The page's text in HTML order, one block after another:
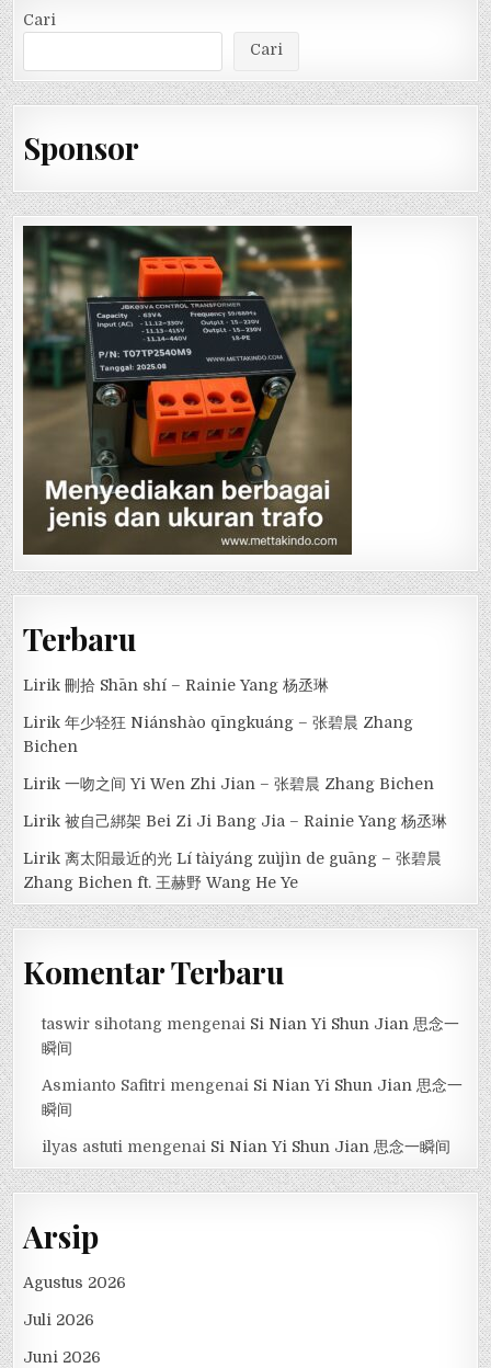
Cari
Cari
Sponsor
Terbaru
Lirik 刪拾 Shān shí – Rainie Yang 杨丞琳
Lirik 年少轻狂 Niánshào qīngkuáng – 张碧晨 Zhang
Bichen
Lirik 一吻之间 Yi Wen Zhi Jian – 张碧晨 Zhang Bichen
Lirik 被自己綁架 Bei Zi Ji Bang Jia – Rainie Yang 杨丞琳
Lirik 离太阳最近的光 Lí tàiyáng zuìjìn de guāng – 张碧晨
Zhang Bichen ft. 王赫野 Wang He Ye
Komentar Terbaru
taswir sihotang mengenai Si Nian Yi Shun Jian 思念一
瞬间
Asmianto Safitri mengenai Si Nian Yi Shun Jian 思念一
瞬间
ilyas astuti mengenai Si Nian Yi Shun Jian 思念一瞬间
Arsip
Agustus 2026
Juli 2026
Juni 2026